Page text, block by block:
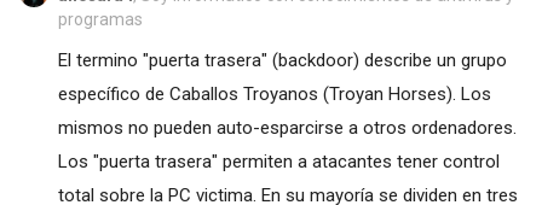
programas
El termino "puerta trasera" (backdoor) describe un grupo
específico de Caballos Troyanos (Troyan Horses). Los
mismos no pueden auto-esparcirse a otros ordenadores.
Los "puerta trasera" permiten a atacantes tener control
total sobre la PC victima. En su mayoría se dividen en tres